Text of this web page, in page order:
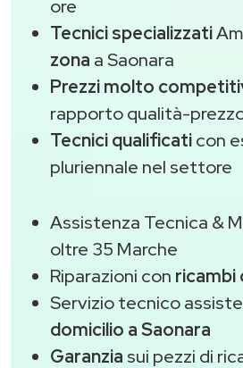
ore
Tecnici specializzati
zona a Saonara
Prezzi molto
rapporto qualità-
Tecnici qualificaticon
pluriennale nel settore
Assistenza Tecnica &
oltre 35 Marche
Riparazioni con ricambi
Servizio tecnico
domicilio a Saonara
Garanzia sui pezzi di